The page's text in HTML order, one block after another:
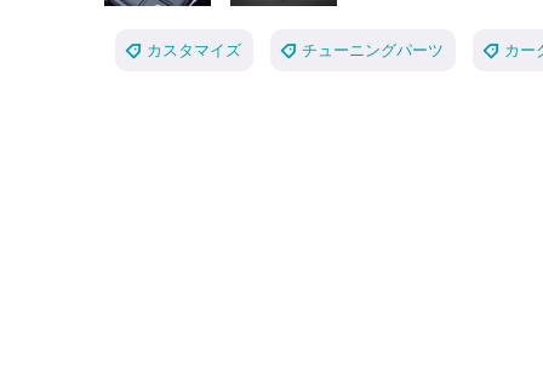
カスタマイズ チューニングパーツ カー